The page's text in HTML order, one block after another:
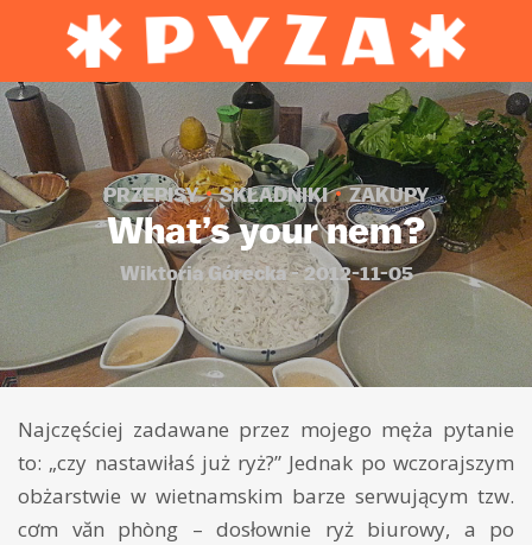
PRZEPISY SKŁADNIKI ZAKUPY
What’s your nem?
Wiktoria Górecka - 2012-11-05
Najczęściej zadawane przez mojego męża pytanie
to: „czy nastawiłaś już ryż?” Jednak po wczorajszym
obżarstwie w wietnamskim barze serwującym tzw.
cơm văn phòng – dosłownie ryż biurowy, a po